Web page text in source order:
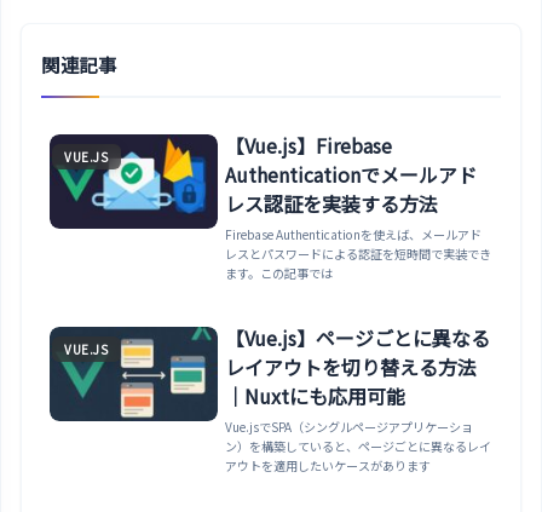
関連記事
VUE.JS
【Vue.js】Firebase
Authenticationでメールアド
レス認証を実装する方法
Firebase Authenticationを使えば、メールアド
レスとパスワードによる認証を短時間で実装でき
ます。この記事では
VUE.JS
【Vue.js】ページごとに異なる
レイアウトを切り替える方法
｜Nuxtにも応用可能
Vue.jsでSPA（シングルページアプリケーショ
ン）を構築していると、ページごとに異なるレイ
アウトを適用したいケースがあります